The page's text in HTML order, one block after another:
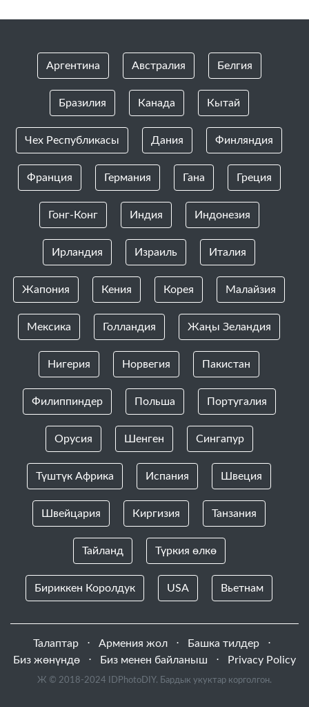
Аргентина Австралия Белгия
Бразилия Канада Кытай
Чех Республикасы Дания Финляндия
Франция Германия Гана Греция
Гонг-Конг Индия Индонезия
Ирландия Израиль Италия
Жапония Кения Корея Малайзия
Мексика Голландия Жаңы Зеландия
Нигерия Норвегия Пакистан
Филиппиндер Польша Португалия
Орусия Шенген Сингапур
Түштүк Африка Испания Швеция
Швейцария Киргизия Танзания
Тайланд Түркия өлкө
Бириккен Королдук USA Вьетнам
Талаптар ⋅ Армения жол ⋅ Башка тилдер
⋅
Биз жөнүндө
⋅ Биз менен байланыш ⋅ Privacy Policy
Ж © 2018-2024 IDPhotoDIY. Бардык укуктар корголгон.